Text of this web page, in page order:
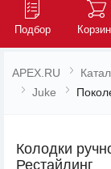
Подбор
APEX.RU
Juke
Колодки
Рестайлинг